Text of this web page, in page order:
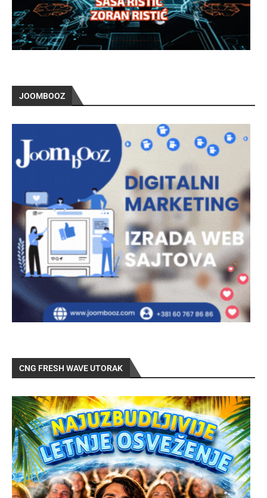
JOOMBOOZ
CNG FRESH WAVE UTORAK